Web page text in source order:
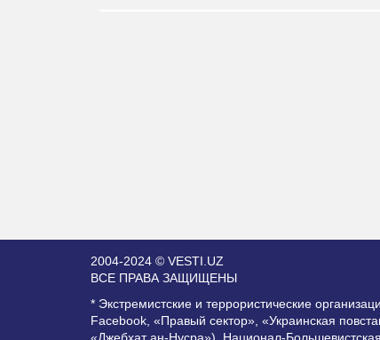
2004-2024 © VESTI.UZ
ВСЕ ПРАВА ЗАЩИЩЕНЫ
* Экстремистские и террористические
Facebook, «Правый сектор», «Украинская
«Джебхат ан-Нусра»), Национал-